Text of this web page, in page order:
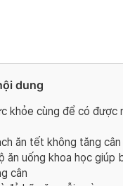
dung
khỏe cùng để có được
ăn tết không tăng cân
ăn uống khoa học giúp
cân